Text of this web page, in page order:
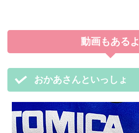
動画もあるよ
おかあさんといっしょ